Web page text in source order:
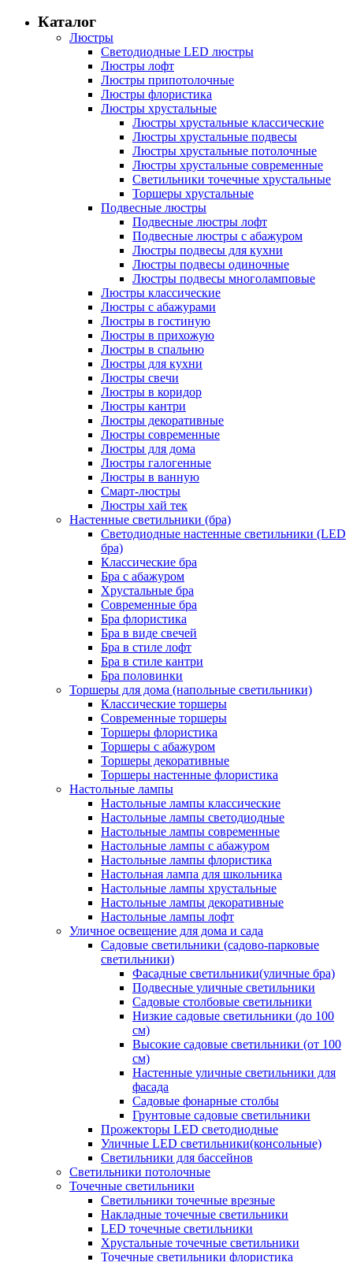
Каталог
Люстры
Светодиодные LED люстры
Люстры лофт
Люстры припотолочные
Люстры флористика
Люстры хрустальные
Люстры хрустальные классические
Люстры хрустальные подвесы
Люстры хрустальные потолочные
Люстры хрустальные современные
Светильники точечные хрустальные
Торшеры хрустальные
Подвесные люстры
Подвесные люстры лофт
Подвесные люстры с абажуром
Люстры подвесы для кухни
Люстры подвесы одиночные
Люстры подвесы многоламповые
Люстры классические
Люстры с абажурами
Люстры в гостиную
Люстры в прихожую
Люстры в спальню
Люстры для кухни
Люстры свечи
Люстры в коридор
Люстры кантри
Люстры декоративные
Люстры современные
Люстры для дома
Люстры галогенные
Люстры в ванную
Смарт-люстры
Люстры хай тек
Настенные светильники (бра)
Светодиодные настенные светильники (LED
бра)
Классические бра
Бра с абажуром
Хрустальные бра
Современные бра
Бра флористика
Бра в виде свечей
Бра в стиле лофт
Бра в стиле кантри
Бра половинки
Торшеры для дома (напольные светильники)
Классические торшеры
Современные торшеры
Торшеры флористика
Торшеры с абажуром
Торшеры декоративные
Торшеры настенные флористика
Настольные лампы
Настольные лампы классические
Настольные лампы светодиодные
Настольные лампы современные
Настольные лампы с абажуром
Настольные лампы флористика
Настольная лампа для школьника
Настольные лампы хрустальные
Настольные лампы декоративные
Настольные лампы лофт
Уличное освещение для дома и сада
Садовые светильники (садово-парковые
светильники)
Фасадные светильники(уличные бра)
Подвесные уличные светильники
Садовые столбовые светильники
Низкие садовые светильники (до 100
см)
Высокие садовые светильники (от 100
см)
Настенные уличные светильники для
фасада
Садовые фонарные столбы
Грунтовые садовые светильники
Прожекторы LED светодиодные
Уличные LED светильники(консольные)
Светильники для бассейнов
Светильники потолочные
Точечные светильники
Светильники точечные врезные
Накладные точечные светильники
LED точечные светильники
Хрустальные точечные светильники
Точечные светильники флористика